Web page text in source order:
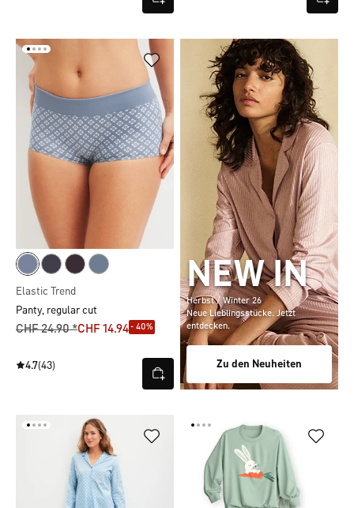
Elastic Trend
Panty, regular cut
CHF 24.90 *CHF 14.94- 40%
4.7(43)
NEW IN
Herbst / Winter 26
Neue Lieblingsstücke. Jetzt
entdecken.
Zu den Neuheiten